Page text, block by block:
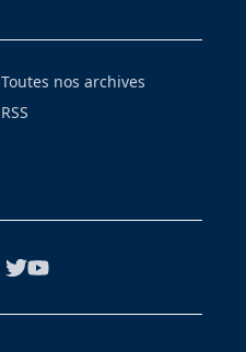
Toutes nos archives
RSS